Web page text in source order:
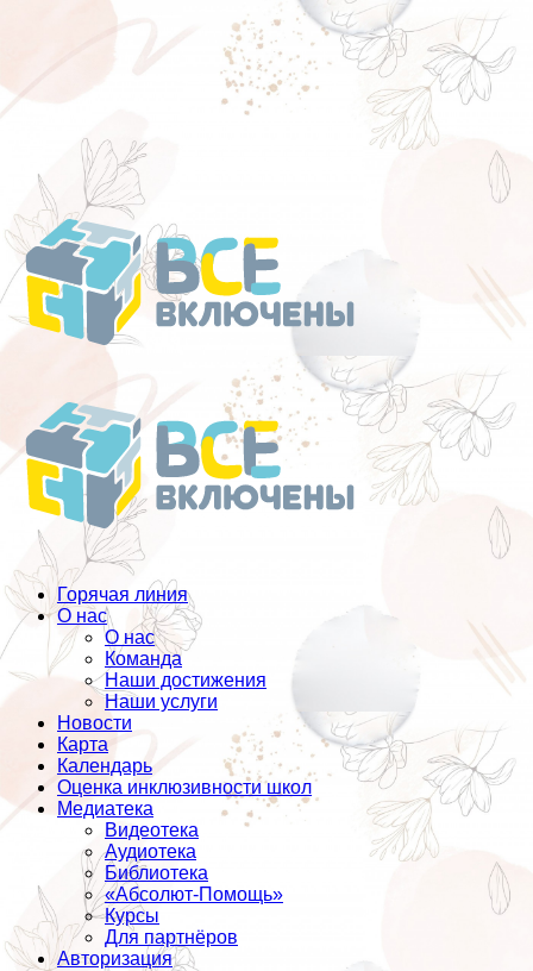
Перейти
к
содержанию
Горячая линия
О нас
О нас
Команда
Наши достижения
Наши услуги
Новости
Карта
Календарь
Оценка инклюзивности школ
Медиатека
Видеотека
Аудиотека
Библиотека
«Абсолют-Помощь»
Курсы
Для партнёров
Авторизация